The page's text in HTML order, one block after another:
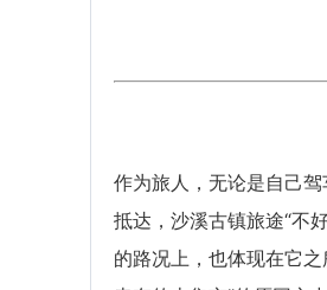
作为旅人，无论是自己
抵达，沙溪古镇旅途“不
的路况上，也体现在它